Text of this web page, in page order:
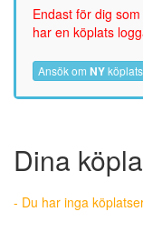
Endast för dig
har en köplats
Ansök om NYköplats
Dina
- Du har inga